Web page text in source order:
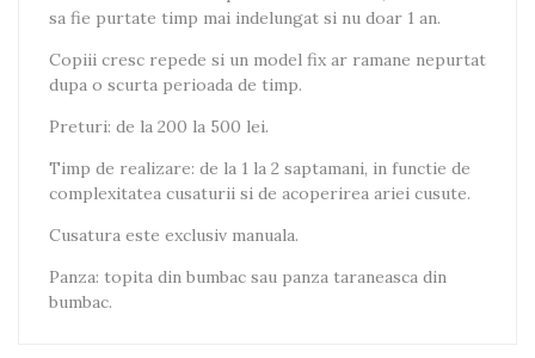
sa fie purtate timp mai indelungat si nu doar 1 an.
Copiii cresc repede si un model fix ar ramane nepurtat
dupa o scurta perioada de timp.
Preturi: de la 200 la 500 lei.
Timp de realizare: de la 1 la 2 saptamani, in functie de
complexitatea cusaturii si de acoperirea ariei cusute.
Cusatura este exclusiv manuala.
Panza: topita din bumbac sau panza taraneasca din
bumbac.